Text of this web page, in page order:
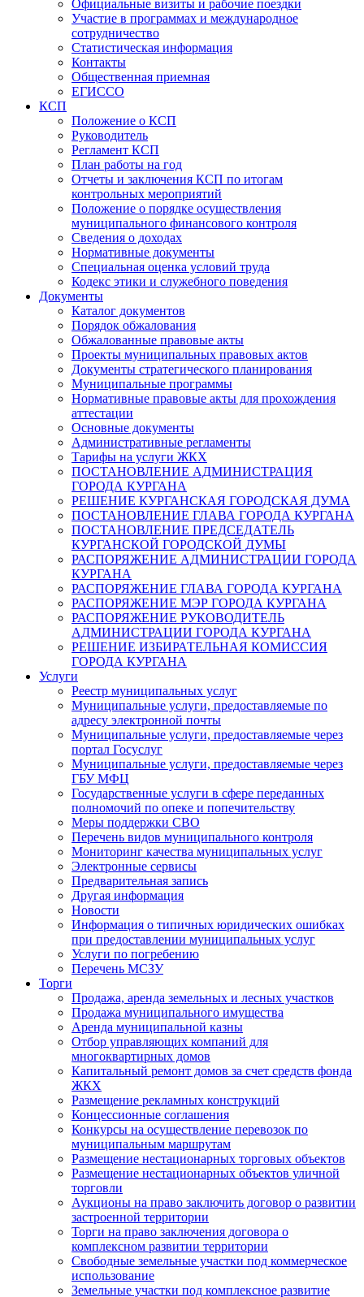
Официальные визиты и рабочие поездки
Участие в программах и международное
сотрудничество
Статистическая информация
Контакты
Общественная приемная
ЕГИССО
КСП
Положение о КСП
Руководитель
Регламент КСП
План работы на год
Отчеты и заключения КСП по итогам
контрольных мероприятий
Положение о порядке осуществления
муниципального финансового контроля
Сведения о доходах
Нормативные документы
Специальная оценка условий труда
Кодекс этики и служебного поведения
Документы
Каталог документов
Порядок обжалования
Обжалованные правовые акты
Проекты муниципальных правовых актов
Документы стратегического планирования
Муниципальные программы
Нормативные правовые акты для прохождения
аттестации
Основные документы
Административные регламенты
Тарифы на услуги ЖКХ
ПОСТАНОВЛЕНИЕ АДМИНИСТРАЦИЯ
ГОРОДА КУРГАНА
РЕШЕНИЕ КУРГАНСКАЯ ГОРОДСКАЯ ДУМА
ПОСТАНОВЛЕНИЕ ГЛАВА ГОРОДА КУРГАНА
ПОСТАНОВЛЕНИЕ ПРЕДСЕДАТЕЛЬ
КУРГАНСКОЙ ГОРОДСКОЙ ДУМЫ
РАСПОРЯЖЕНИЕ АДМИНИСТРАЦИИ ГОРОДА
КУРГАНА
РАСПОРЯЖЕНИЕ ГЛАВА ГОРОДА КУРГАНА
РАСПОРЯЖЕНИЕ МЭР ГОРОДА КУРГАНА
РАСПОРЯЖЕНИЕ РУКОВОДИТЕЛЬ
АДМИНИСТРАЦИИ ГОРОДА КУРГАНА
РЕШЕНИЕ ИЗБИРАТЕЛЬНАЯ КОМИССИЯ
ГОРОДА КУРГАНА
Услуги
Реестр муниципальных услуг
Муниципальные услуги, предоставляемые по
адресу электронной почты
Муниципальные услуги, предоставляемые через
портал Госуслуг
Муниципальные услуги, предоставляемые через
ГБУ МФЦ
Государственные услуги в сфере переданных
полномочий по опеке и попечительству
Меры поддержки СВО
Перечень видов муниципального контроля
Мониторинг качества муниципальных услуг
Электронные сервисы
Предварительная запись
Другая информация
Новости
Информация о типичных юридических ошибках
при предоставлении муниципальных услуг
Услуги по погребению
Перечень МСЗУ
Торги
Продажа, аренда земельных и лесных участков
Продажа муниципального имущества
Аренда муниципальной казны
Отбор управляющих компаний для
многоквартирных домов
Капитальный ремонт домов за счет средств фонда
ЖКХ
Размещение рекламных конструкций
Концессионные соглашения
Конкурсы на осуществление перевозок по
муниципальным маршрутам
Размещение нестационарных торговых объектов
Размещение нестационарных объектов уличной
торговли
Аукционы на право заключить договор о развитии
застроенной территории
Торги на право заключения договора о
комплексном развитии территории
Свободные земельные участки под коммерческое
использование
Земельные участки под комплексное развитие